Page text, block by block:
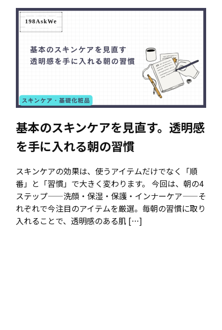
基本のスキンケアを見直す。透明感
を手に入れる朝の習慣
スキンケアの効果は、使うアイテムだけでなく「順
番」と「習慣」で大きく変わります。 今回は、朝の4
ステップ——洗顔・保湿・保護・インナーケア——そ
れぞれで今注目のアイテムを厳選。毎朝の習慣に取り
入れることで、透明感のある肌 […]